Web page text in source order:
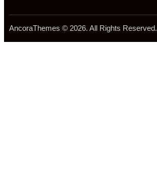
AncoraThemes © 2026. All Rights Reserved.